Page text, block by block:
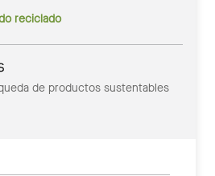
reciclado
de productos sustentables